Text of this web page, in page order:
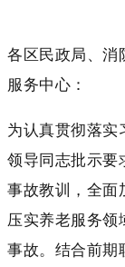
各区民政局、消
服务中心：
为认真贯彻落实
领导同志批示要
事故教训，全面
压实养老服务领
事故。结合前期